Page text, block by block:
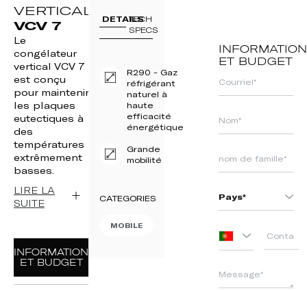
VERTICAL
VCV 7
Le
congélateur
vertical VCV 7
est conçu
pour maintenir
les plaques
eutectiques à
des
températures
extrêmement
basses.
LIRE LA
SUITE
INFORMATION
ET BUDGET
DETAILS
TECH
SPECS
R290 - Gaz
réfrigérant
naturel à
haute
efficacité
énergétique
Grande
mobilité
CATEGORIES
MOBILE
INFORMATION
ET BUDGET
PORTUGAL
+351